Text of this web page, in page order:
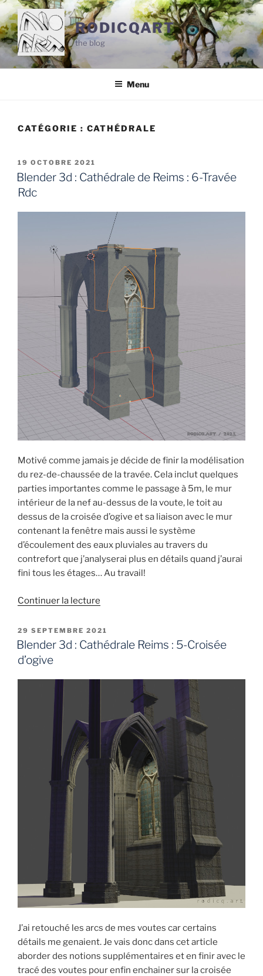
Aller
au
contenu
principal
RODICQART
the blog
Menu
CATÉGORIE : CATHÉDRALE
PUBLIÉ
LE
19 OCTOBRE 2021
Blender 3d : Cathédrale de Reims : 6-Travée
Rdc
Motivé comme jamais je décide de finir la modélisation
du rez-de-chaussée de la travée. Cela inclut quelques
parties importantes comme le passage à 5m, le mur
intérieur de la nef au-dessus de la voute, le toit au
dessus de la croisée d’ogive et sa liaison avec le mur
contenant la fenêtre mais aussi le système
d’écoulement des eaux pluviales au travers du
contrefort que j’analyserai plus en détails quand j’aurai
fini tous les étages… Au travail!
Continuer la lecture
3d
:
Travée
Rdc »
PUBLIÉ
LE
29 SEPTEMBRE 2021
Blender 3d : Cathédrale Reims : 5-Croisée
d’ogive
J’ai retouché les arcs de mes voutes car certains
détails me genaient. Je vais donc dans cet article
aborder des notions supplémentaires et en finir avec le
tracé des voutes pour enfin enchainer sur la croisée